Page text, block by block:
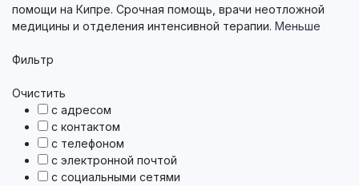
помощи на Кипре. Срочная помощь, врачи неотложной
медицины и отделения интенсивной терапии. Меньше
Фильтр
Очистить
с адресом
с контактом
с телефоном
с электронной почтой
с социальными сетями